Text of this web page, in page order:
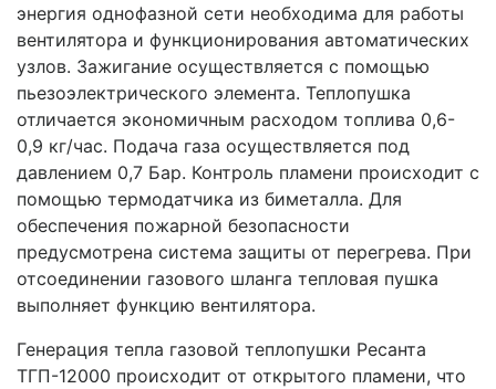
энергия однофазной сети необходима для работы
вентилятора и функционирования автоматических
узлов. Зажигание осуществляется с помощью
пьезоэлектрического элемента. Теплопушка
отличается экономичным расходом топлива 0,6-
0,9 кг/час. Подача газа осуществляется под
давлением 0,7 Бар. Контроль пламени происходит с
помощью термодатчика из биметалла. Для
обеспечения пожарной безопасности
предусмотрена система защиты от перегрева. При
отсоединении газового шланга тепловая пушка
выполняет функцию вентилятора.
Генерация тепла газовой теплопушки Ресанта
ТГП-12000 происходит от открытого пламени, что